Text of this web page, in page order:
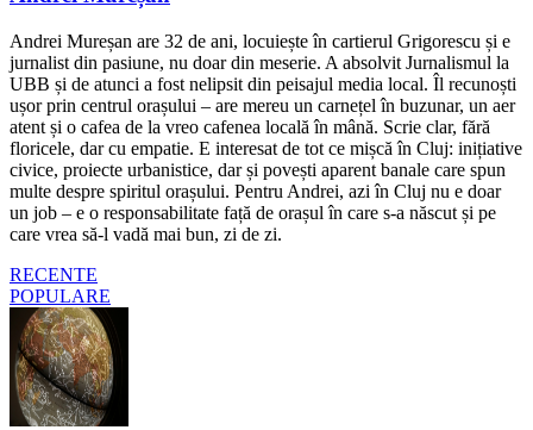
Andrei Mureșan are 32 de ani, locuiește în cartierul Grigorescu și e
jurnalist din pasiune, nu doar din meserie. A absolvit Jurnalismul la
UBB și de atunci a fost nelipsit din peisajul media local. Îl recunoști
ușor prin centrul orașului – are mereu un carnețel în buzunar, un aer
atent și o cafea de la vreo cafenea locală în mână. Scrie clar, fără
floricele, dar cu empatie. E interesat de tot ce mișcă în Cluj: inițiative
civice, proiecte urbanistice, dar și povești aparent banale care spun
multe despre spiritul orașului. Pentru Andrei, azi în Cluj nu e doar
un job – e o responsabilitate față de orașul în care s-a născut și pe
care vrea să-l vadă mai bun, zi de zi.
RECENTE
POPULARE